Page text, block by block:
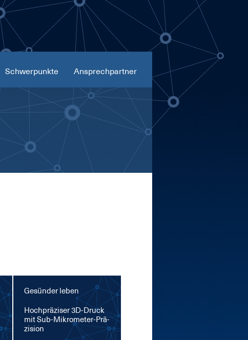
Ansprechpartner
Schwerpunkte
Gesünder leben
Hoch­prä­zi­ser 3D-Druck
mit Sub-Mi­kro­me­ter-Prä­
zi­si­on